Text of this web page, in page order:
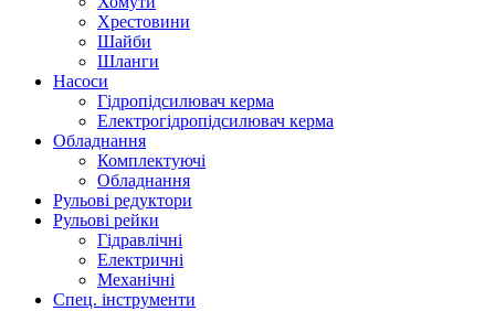
Хрестовини
Шайби
Шланги
Насоси
Гідропідсилювач керма
Електрогідропідсилювач керма
Обладнання
Комплектуючі
Обладнання
Рульові редуктори
Рульові рейки
Гідравлічні
Електричні
Механічні
Спец. інструменти